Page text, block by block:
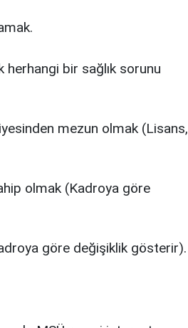
herhangi bir sağlık sorunu
mezun olmak (Lisans,
olmak (Kadroya göre
göre değişiklik gösterir).